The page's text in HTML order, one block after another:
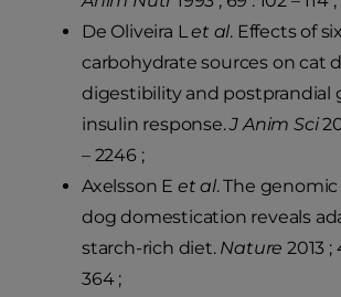
De Oliveira Let al. Effects of six
carbohydrate sources on cat
digestibility and postprandial
insulin response.J Anim Sci
– 2246 ;
Axelsson E et al. The
dog domestication reveals
starch-rich diet. Nature 2013 ;
364 ;